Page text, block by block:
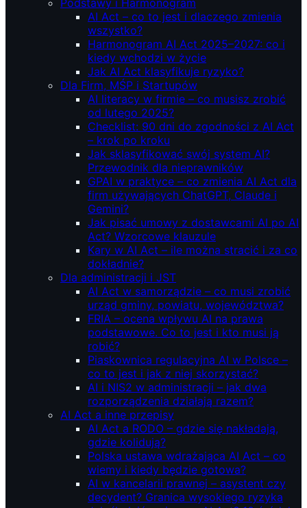
Podstawy i Harmonogram
AI Act – co to jest i dlaczego zmienia
wszystko?
Harmonogram AI Act 2025–2027: co i
kiedy wchodzi w życie
Jak AI Act klasyfikuje ryzyko?
Dla Firm, MŚP i Startupów
AI literacy w firmie – co musisz zrobić
od lutego 2025?
Checklist: 90 dni do zgodności z AI Act
– krok po kroku
Jak sklasyfikować swój system AI?
Przewodnik dla nieprawników
GPAI w praktyce – co zmienia AI Act dla
firm używających ChatGPT, Claude i
Gemini?
Jak pisać umowy z dostawcami AI po AI
Act? Wzorcowe klauzule
Kary w AI Act – ile można stracić i za co
dokładnie?
Dla administracji i JST
AI Act w samorządzie – co musi zrobić
urząd gminy, powiatu, województwa?
FRIA – ocena wpływu AI na prawa
podstawowe. Co to jest i kto musi ją
robić?
Piaskownica regulacyjna AI w Polsce –
co to jest i jak z niej skorzystać?
AI i NIS2 w administracji – jak dwa
rozporządzenia działają razem?
AI Act a inne przepisy
AI Act a RODO – gdzie się nakładają,
gdzie kolidują?
Polska ustawa wdrażająca AI Act – co
wiemy i kiedy będzie gotowa?
AI w kancelarii prawnej – asystent czy
decydent? Granica wysokiego ryzyka